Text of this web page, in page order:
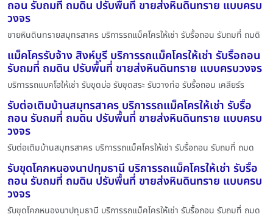
ถอน รับถมที่ ถมดิน ปรับพื้นที่ ขายส่งหินดินทราย แบบครบ
วงจร
ขายหินดินทรายสมุทรสาคร บริการรถแม็คโครให้เช่า รับรื้อถอน รับถมที่ ถมดิ
แม็คโครรับจ้าง สิงห์บุรี บริการรถแม็คโครให้เช่า รับรื้อถอน
รับถมที่ ถมดิน ปรับพื้นที่ ขายส่งหินดินทราย แบบครบวงจร
บริการรถแบคโฮให้เช่า รับขุดบ่อ รับขุดสระ รับวางท่อ รับรื้อถอน เคลียร์ร
รับต่อเติมบ้านสมุทรสาคร บริการรถแม็คโครให้เช่า รับรื้อ
ถอน รับถมที่ ถมดิน ปรับพื้นที่ ขายส่งหินดินทราย แบบครบ
วงจร
รับต่อเติมบ้านสมุทรสาคร บริการรถแม็คโครให้เช่า รับรื้อถอน รับถมที่ ถมด
รับขุดโคกหนองนาปทุมธานี บริการรถแม็คโครให้เช่า รับรื้อ
ถอน รับถมที่ ถมดิน ปรับพื้นที่ ขายส่งหินดินทราย แบบครบ
วงจร
รับขุดโคกหนองนาปทุมธานี บริการรถแม็คโครให้เช่า รับรื้อถอน รับถมที่ ถมด